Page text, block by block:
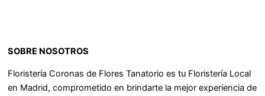
SOBRE NOSOTROS
Floristería Coronas de Flores Tanatorio es tu Floristería Local
en Madrid, comprometido en brindarte la mejor experiencia de